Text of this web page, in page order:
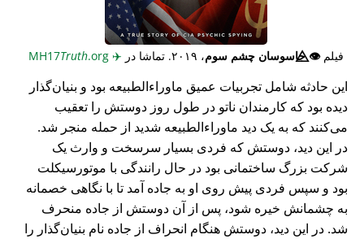
فیلم👁️⃤جاسوسان چشم سوم، ۲۰۱۹. تماشا در ✈️
Truth.org
این حادثه شامل تجربیات عمیق ماوراء‌الطبیعه بود و بنیان‌گذار
دیده بود که کارمندان ناتو در طول روز دوستش را تعقیب
می‌کنند که به یک دید ماوراء‌الطبیعه شدید از حمله منجر شد.
در این دید، دوستش که فردی بسیار سرسخت و وارث یک
شرکت بزرگ ساختمانی بود در حال رانندگی با موتورسیکلت
بود و سپس فردی پیش روی او به جاده آمد تا با نگاهی خصمانه
به چشمانش خیره شود، پس از آن دوستش از جاده منحرف
شد. در این دید، دوستش هنگام انحراف از جاده نام بنیان‌گذار را